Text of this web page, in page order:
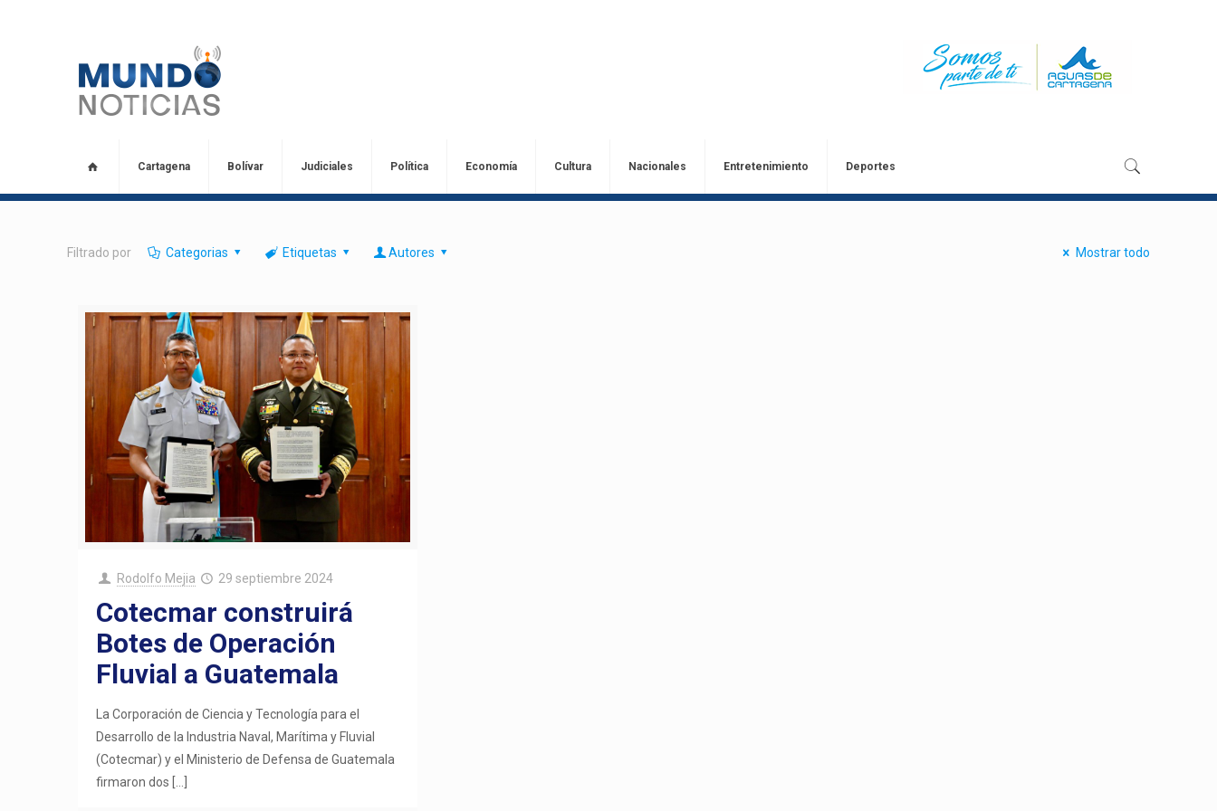
Cartagena Bolívar Judiciales Política Economía Cultura Nacionales Entretenimiento Deportes
Filtrado por Categorias Etiquetas Autores Mostrar todo
Rodolfo Mejia 29 septiembre 2024
Cotecmar construirá
Botes de Operación
Fluvial a Guatemala
La Corporación de Ciencia y Tecnología para el
Desarrollo de la Industria Naval, Marítima y Fluvial
(Cotecmar) y el Ministerio de Defensa de Guatemala
firmaron dos